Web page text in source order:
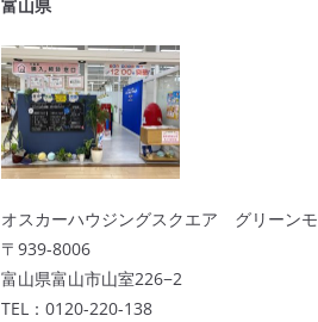
富山県
オスカーハウジングスクエア グリーン
〒939-8006
富山県富山市山室226−2
TEL：0120-220-138